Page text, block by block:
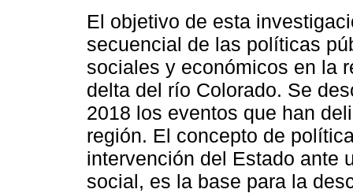
El objetivo de esta
secuencial de las políticas
sociales y económicos en la
delta del río Colorado. Se
2018 los eventos que han
región. El concepto de
intervención del Estado ante
social, es la base para la